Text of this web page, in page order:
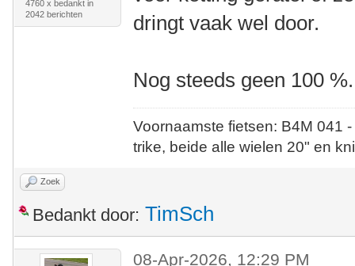
4760 x bedankt in
2042 berichten
dringt vaak wel door.
Nog steeds geen 100 %.
Voornaamste fietsen: B4M
trike, beide alle wielen 20" en
Zoek
Bedankt door: TimSch
08-Apr-2026, 12:29 PM